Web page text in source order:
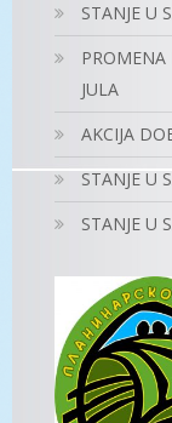
STANJE U
PROMENA
JULA
AKCIJA
STANJE U
STANJE U